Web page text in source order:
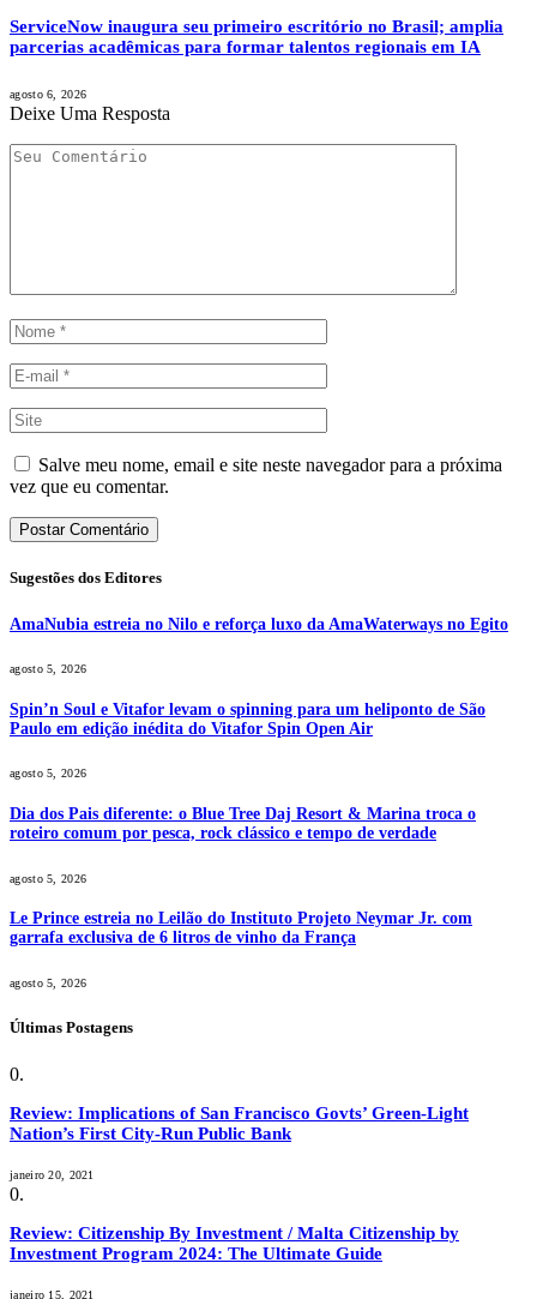
ServiceNow inaugura seu primeiro escritório no Brasil; amplia
parcerias acadêmicas para formar talentos regionais em IA
agosto 6, 2026
Deixe Uma Resposta
Salve meu nome, email e site neste navegador para a próxima
vez que eu comentar.
Sugestões dos Editores
AmaNubia estreia no Nilo e reforça luxo da AmaWaterways no Egito
agosto 5, 2026
Spin’n Soul e Vitafor levam o spinning para um heliponto de São
Paulo em edição inédita do Vitafor Spin Open Air
agosto 5, 2026
Dia dos Pais diferente: o Blue Tree Daj Resort & Marina troca o
roteiro comum por pesca, rock clássico e tempo de verdade
agosto 5, 2026
Le Prince estreia no Leilão do Instituto Projeto Neymar Jr. com
garrafa exclusiva de 6 litros de vinho da França
agosto 5, 2026
Últimas Postagens
Review: Implications of San Francisco Govts’ Green-Light
Nation’s First City-Run Public Bank
janeiro 20, 2021
Review: Citizenship By Investment / Malta Citizenship by
Investment Program 2024: The Ultimate Guide
janeiro 15, 2021